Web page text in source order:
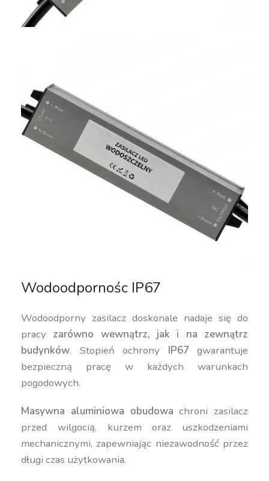
Wodoodpornośc IP67
Wodoodporny zasilacz doskonale nadaje się do
pracy zarówno wewnątrz, jak i na zewnątrz
budynków. Stopień ochrony IP67 gwarantuje
bezpieczną pracę w każdych warunkach
pogodowych.
Masywna aluminiowa obudowa chroni zasilacz
przed wilgocią, kurzem oraz uszkodzeniami
mechanicznymi, zapewniając niezawodność przez
długi czas użytkowania.